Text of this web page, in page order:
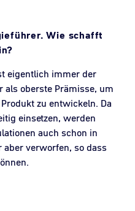
Wie schafft
eigentlich immer der
als oberste Prämisse, um
zu entwickeln. Da
einsetzen, werden
auch schon in
verworfen, so dass